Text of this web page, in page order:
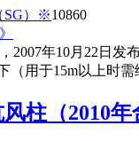
SG）※10860
2007年10月22日
（用于15m以上时
柱（2010年